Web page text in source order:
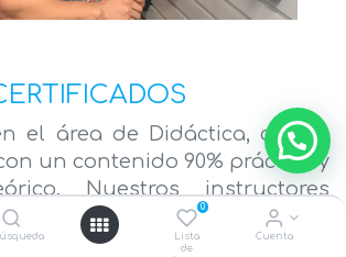
0
Lista
de
Cuenta
el área de Didáctica, cursos
un contenido 90% práctico y
Nuestros instructores
una amplia experiencia en el
Automatización Industrial,